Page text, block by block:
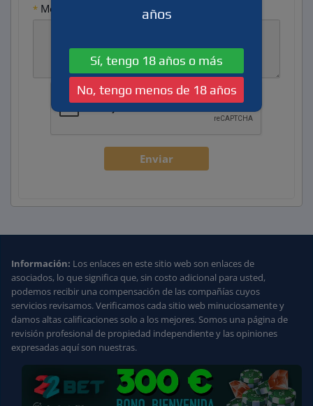
* Mensaje:
Información: Los enlaces en este sitio web son enlaces de
asociados, lo que significa que, sin costo adicional para usted,
podemos recibir una compensación de las compañías cuyos
servicios revisamos. Verificamos cada sitio web minuciosamente y
damos altas calificaciones solo a los mejores. Somos una página de
revisión profesional de propiedad independiente y las opiniones
expresadas aquí son nuestras.
años
Sí, tengo 18 años o más
No, tengo menos de 18 años